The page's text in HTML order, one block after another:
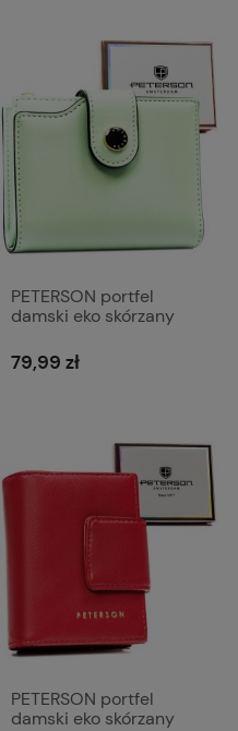
PETERSON portfel
damski eko skórzany
suwakiem P238 jasny
zielony
79,99 zł
PETERSON portfel
damski eko skórzany